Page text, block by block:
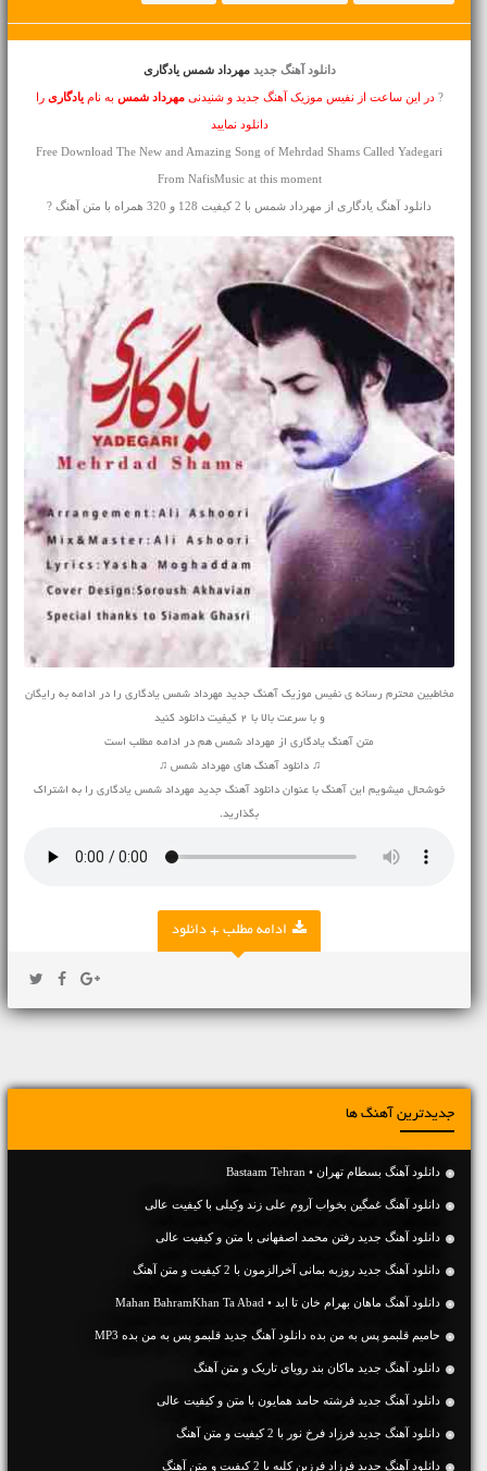
دانلود آهنگ جدید مهرداد شمس یادگاری
?در این ساعت از نفیس موزیک آهنگ جدید و شنیدنیمهرداد شمس به نامیادگاری را
دانلود نمایید
Free Download The New and Amazing Song of Mehrdad Shams Called Yadegari
From NafisMusic at this moment
دانلود آهنگ یادگاری از مهرداد شمس با 2 کیفیت 128 و 320 همراه با متن آهنگ ?
مخاطبین محترم رسانه ی نفیس موزیک آهنگ جدید مهرداد شمس یادگاری را در ادامه به رایگان
و با سرعت بالا با 2 کیفیت دانلود کنید
متن آهنگ یادگاری از مهرداد شمس هم در ادامه مطلب است
♫ دانلود آهنگ های مهرداد شمس ♫
خوشحال میشویم این آهنگ با عنوان دانلود آهنگ جدید مهرداد شمس یادگاری را به اشتراک
بگذارید.
ادامه مطلب + دانلود
جدیدترین آهنگ ها
دانلود آهنگ بسطام تهران • Bastaam Tehran
دانلود آهنگ غمگین بخواب آروم علی زند وکیلی با کیفیت عالی
دانلود آهنگ جديد رفتن محمد اصفهانی با متن و کیفیت عالی
دانلود آهنگ جديد روزبه بمانی آخرالزمون با 2 کیفیت و متن آهنگ
دانلود آهنگ ماهان بهرام خان تا ابد • Mahan BahramKhan Ta Abad
حامیم قلبمو پس به من بده دانلود آهنگ جدید قلبمو پس به من بده MP3
دانلود آهنگ جديد ماکان بند رویای تاریک و متن آهنگ
دانلود آهنگ جديد فرشته حامد همایون با متن و کیفیت عالی
دانلود آهنگ جديد فرزاد فرخ نور با 2 کیفیت و متن آهنگ
دانلود آهنگ جديد فرزاد فرزین کلبه با 2 کیفیت و متن آهنگ